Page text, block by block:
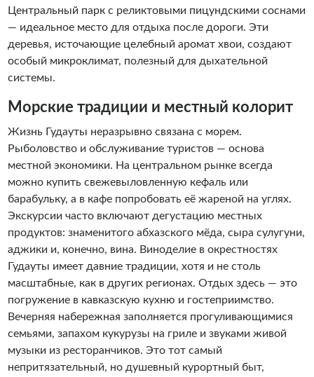
Центральный парк с реликтовыми пицундскими соснами
— идеальное место для отдыха после дороги. Эти
деревья, источающие целебный аромат хвои, создают
особый микроклимат, полезный для дыхательной
системы.
Морские традиции и местный колорит
Жизнь Гудауты неразрывно связана с морем.
Рыболовство и обслуживание туристов — основа
местной экономики. На центральном рынке всегда
можно купить свежевыловленную кефаль или
барабульку, а в кафе попробовать её жареной на углях.
Экскурсии часто включают дегустацию местных
продуктов: знаменитого абхазского мёда, сыра сулугуни,
аджики и, конечно, вина. Виноделие в окрестностях
Гудауты имеет давние традиции, хотя и не столь
масштабные, как в других регионах. Отдых здесь — это
погружение в кавказскую кухню и гостеприимство.
Вечерняя набережная заполняется прогуливающимися
семьями, запахом кукурузы на гриле и звуками живой
музыки из ресторанчиков. Это тот самый
непритязательный, но душевный курортный быт,